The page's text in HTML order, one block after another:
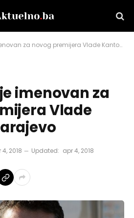
za novog premijera Vlade Kantona Sarajevo
imenovan za
Vlade
4, 2018 Updated: apr 4, 2018